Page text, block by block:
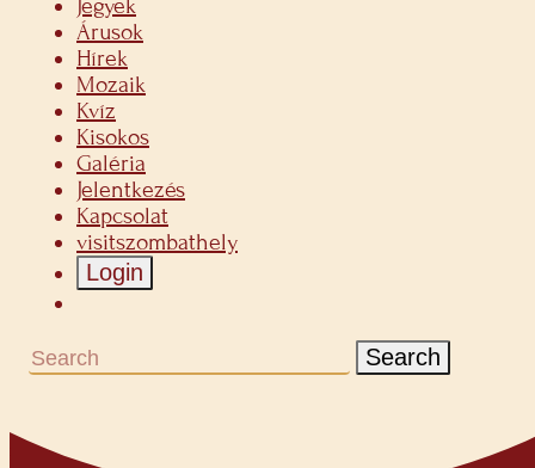
Jegyek
Árusok
Hírek
Mozaik
Kvíz
Kisokos
Galéria
Jelentkezés
Kapcsolat
visitszombathely
Login
Search